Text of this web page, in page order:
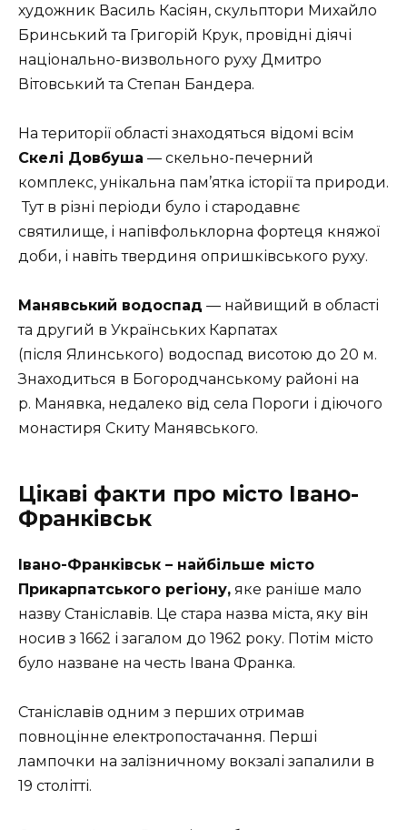
художник Василь Касіян, скульптори Михайло
Бринський та Григорій Крук, провідні діячі
національно-визвольного руху Дмитро
Вітовський та Степан Бандера.
На території області знаходяться відомі всім
Скелі Довбуша — скельно-печерний
комплекс, унікальна пам’ятка історії та природи.
Тут в різні періоди було і стародавнє
святилище, і напівфольклорна фортеця княжої
доби, і навіть твердиня опришківського руху.
Манявський водоспад — найвищий в області
та другий в Українських Карпатах
(після Ялинського) водоспад висотою до 20 м.
Знаходиться в Богородчанському районі на
р. Манявка, недалеко від села Пороги і діючого
монастиря Скиту Манявського.
Цікаві факти про місто Івано-
Франківськ
Івано-Франківськ – найбільше місто
Прикарпатського регіону, яке раніше мало
назву Станіславів. Це стара назва міста, яку він
носив з 1662 і загалом до 1962 року. Потім місто
було назване на честь Івана Франка.
Станіславів одним з перших отримав
повноцінне електропостачання. Перші
лампочки на залізничному вокзалі запалили в
19 столітті.